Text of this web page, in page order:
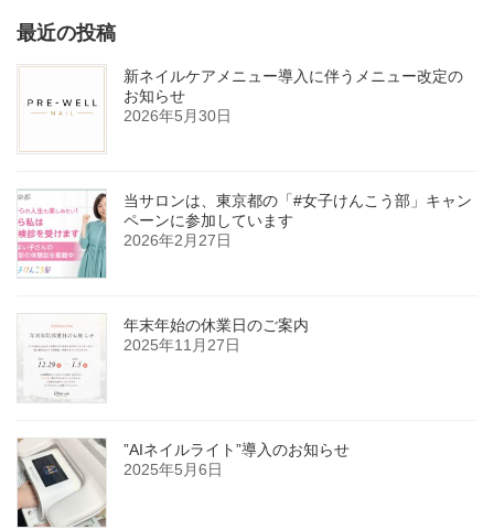
最近の投稿
新ネイルケアメニュー導入に伴うメニュー改定の
お知らせ
2026年5月30日
当サロンは、東京都の「#女子けんこう部」キャン
ペーンに参加しています
2026年2月27日
年末年始の休業日のご案内
2025年11月27日
”AIネイルライト”導入のお知らせ
2025年5月6日